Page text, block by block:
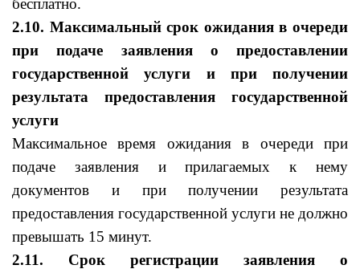
бесплатно.
2.10. Максимальный срок ожидания в очереди
при подаче заявления о предоставлении
государственной услуги и при получении
результата предоставления государственной
услуги
Максимальное время ожидания в очереди при
подаче заявления и прилагаемых к нему
документов и при получении результата
предоставления государственной услуги не должно
превышать 15 минут.
2.11. Срок регистрации заявления о